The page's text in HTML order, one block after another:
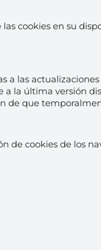
cookies en su
a las
la última versión
que
de cookies de los